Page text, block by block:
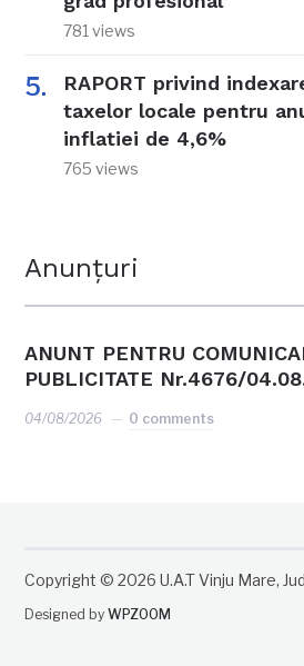
781 views
RAPORT privind
taxelor locale pentru
inflatiei de 4,6%
765 views
Anunțuri
ANUNT PENTRU
PUBLICITATE Nr.4676/
04/08/2026 0 comments
Copyright © 2026 U.A.T Vinju Mare,
Designed byWPZOOM